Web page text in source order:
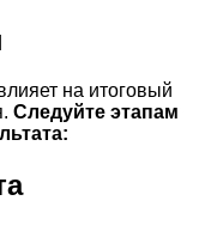
на итоговый
Следуйте этапам